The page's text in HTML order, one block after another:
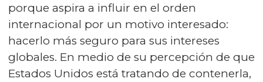
porque aspira a influir en el orden
internacional por un motivo interesado:
hacerlo más seguro para sus intereses
globales. En medio de su percepción de que
Estados Unidos está tratando de contenerla,